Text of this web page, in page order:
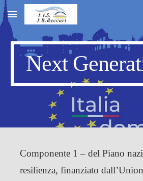
Skip to main content
Next
Componente 1 – del Piano
resilienza, finanziato